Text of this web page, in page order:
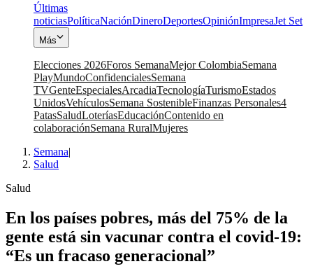
Últimas
noticiasPolíticaNaciónDineroDeportesOpiniónImpresaJet Set
Más
Elecciones 2026Foros SemanaMejor ColombiaSemana
PlayMundoConfidencialesSemana
TVGenteEspecialesArcadiaTecnologíaTurismoEstados
UnidosVehículosSemana SostenibleFinanzas Personales4
PatasSaludLoteríasEducaciónContenido en
colaboraciónSemana RuralMujeres
Semana|
Salud
Salud
En los países pobres, más del 75% de la
gente está sin vacunar contra el covid-19:
“Es un fracaso generacional”